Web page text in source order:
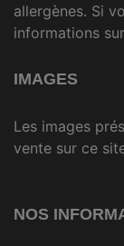
allergènes. Si
informations
IMAGES
Les images
vente sur ce
NOS